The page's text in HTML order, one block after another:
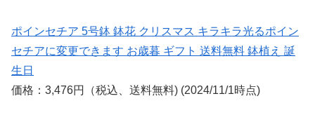
ポインセチア 5号鉢 鉢花 クリスマス キラキラ光るポイン
セチアに変更できます お歳暮 ギフト 送料無料 鉢植え 誕
生日
価格：3,476円（税込、送料無料) (2024/11/1時点)